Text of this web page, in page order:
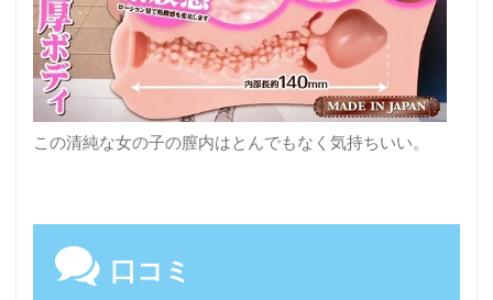
この清純な女の子の膣内はとんでもなく気持ちいい。
口コミ